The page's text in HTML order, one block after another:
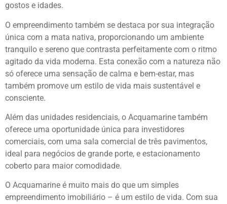
gostos e idades.
O empreendimento também se destaca por sua integração
única com a mata nativa, proporcionando um ambiente
tranquilo e sereno que contrasta perfeitamente com o ritmo
agitado da vida moderna. Esta conexão com a natureza não
só oferece uma sensação de calma e bem-estar, mas
também promove um estilo de vida mais sustentável e
consciente.
Além das unidades residenciais, o Acquamarine também
oferece uma oportunidade única para investidores
comerciais, com uma sala comercial de três pavimentos,
ideal para negócios de grande porte, e estacionamento
coberto para maior comodidade.
O Acquamarine é muito mais do que um simples
empreendimento imobiliário – é um estilo de vida. Com sua